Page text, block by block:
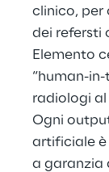
clinico, per
dei refersti
Elemento
“human-
radiologi al
Ogni
artificiale
a garanzia